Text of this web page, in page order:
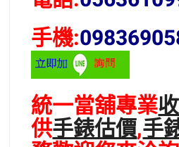
手機:
統一當舖專業
供手錶估價,手